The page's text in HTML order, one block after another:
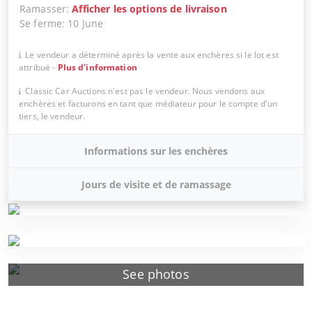
See photos
Ramasser:Afficher les options de livraison
Se ferme: 10 June
Le vendeur a déterminé après la vente aux enchères si le lot est
attribué - Plus d'information
Classic Car Auctions n'est pas le vendeur. Nous vendons aux
enchères et facturons en tant que médiateur pour le compte d'un
tiers, le vendeur.
Informations sur les enchères
Jours de visite et de ramassage